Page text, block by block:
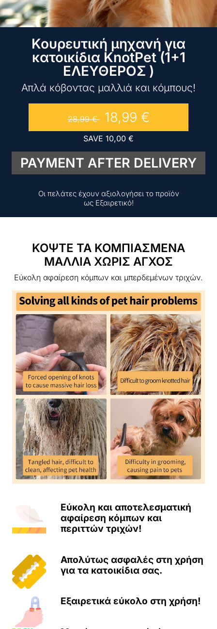
Κουρευτική μηχανή για
κατοικίδια KnotPet (1+1
ΕΛΕΥΘΕΡΟΣ )
Απλά κόβοντας μαλλιά και κόμπους!
28,99€ 18,99 €
SAVE 10,00 €
PAYMENT AFTER DELIVERY
Οι πελάτες έχουν αξιολογήσει το προϊόν
ως Εξαιρετικό!
ΚΟΨΤΕ ΤΑ ΚΟΜΠΙΑΣΜΕΝΑ
ΜΑΛΛΙΑ ΧΩΡΙΣ ΑΓΧΟΣ
Εύκολη αφαίρεση κόμπων και μπερδεμένων τριχών.
Εύκολη και αποτελεσματική
αφαίρεση κόμπων και
περιττών τριχών!
Απολύτως ασφαλές στη χρήση
για τα κατοικίδια σας.
Εξαιρετικά εύκολο στη χρήση!